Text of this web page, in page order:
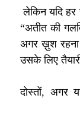
लेकिन यदि हर
“अतीत की
अगर ख़ुश रहना
उसके लिए
दोस्तों, अगर